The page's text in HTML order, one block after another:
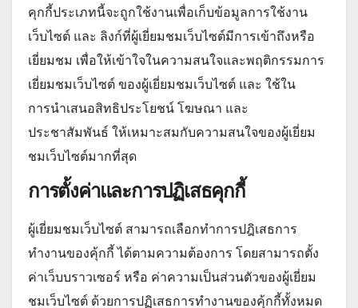
คุกกี้ประเภทนี้จะถูกใช้งานเพื่อเก็บข้อมูลการใช้งาน
เว็บไซต์ และ ลิงก์ที่ผู้เยี่ยมชมเว็บไซต์มีการเข้าถึงหรือ
เยี่ยมชม เพื่อให้เข้าใจในความสนใจและพฤติกรรมการ
เยี่ยมชมเว็บไซต์ ของผู้เยี่ยมชมเว็บไซต์ และ ใช้ใน
การนำเสนอสิทธิประโยชน์ โฆษณา และ
ประชาสัมพันธ์ ให้เหมาะสมกับความสนใจของผู้เยี่ยม
ชมเว็บไซต์มากที่สุด
การตั้งค่าและการปฏิเสธคุกกี้
ผู้เยี่ยมชมเว็บไซต์ สามารถเลือกทำการปฎิเสธการ
ทำงานของคุ้กกี้ ได้ตามความต้องการ โดยสามารถตั้ง
ค่าเว็บบราวเซอร์ หรือ ค่าความเป็นส่วนตัวของผู้เยี่ยม
ชมเว็บไซต์ ด้วยการปฏิเสธการทำงานของคุ้กกี้ทั้งหมด